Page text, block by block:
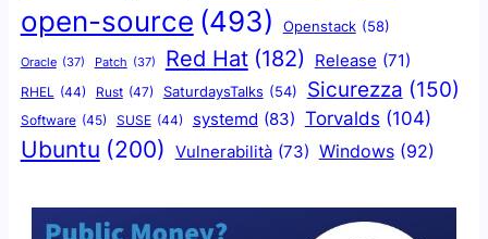
open-source (493) Openstack (58)
Oracle (37) Patch (37) Red Hat (182) Release (71)
RHEL (44) Rust (47) SaturdaysTalks (54) Sicurezza (150)
Software (45) SUSE (44) systemd (83) Torvalds (104)
Ubuntu (200) Vulnerabilità (73) Windows (92)